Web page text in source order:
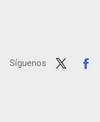
Síguenos